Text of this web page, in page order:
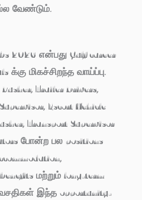
வேண்டும்.
2026 என்பது Gulf career
க்கு மிகச்சிறந்த வாய்ப்பு.
Trailer Drivers,
Escort Vehicle
Transport Supervisor
போன்ற பல positions
மற்றும் long-term
இந்த opportunity-